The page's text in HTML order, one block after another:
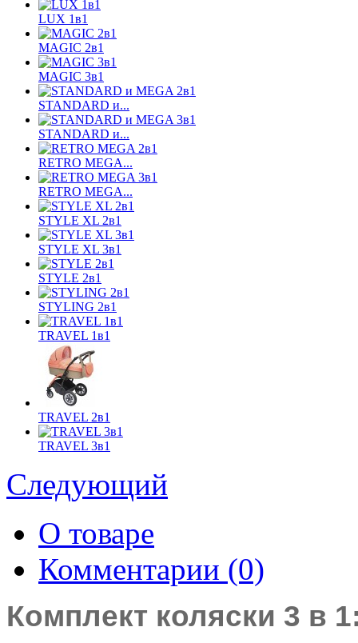
LUX 1в1
MAGIC 2в1
MAGIC 3в1
STANDARD и...
STANDARD и...
RETRO MEGA...
RETRO MEGA...
STYLE XL 2в1
STYLE XL 3в1
STYLE 2в1
STYLING 2в1
TRAVEL 1в1
TRAVEL 2в1
TRAVEL 3в1
Следующий
О товаре
Комментарии (0)
Комплект коляски 3 в